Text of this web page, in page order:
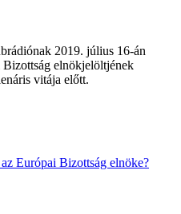
2019. július 16-án
elnökjelöltjének
vitája előtt.
Európai Bizottság elnöke?